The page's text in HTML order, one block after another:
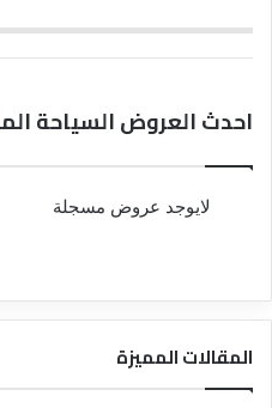
احدث العروض السياحة
لايوجد عروض مسجلة
المقالات المميزة